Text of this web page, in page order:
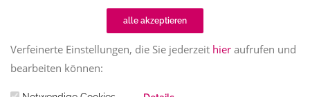
alle akzeptieren
Verfeinerte Einstellungen, die Sie jederzeit hier aufrufen und
bearbeiten können: